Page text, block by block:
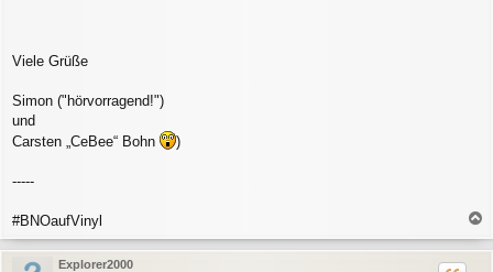
Viele Grüße
Simon ("hörvorragend!")
und
Carsten „CeBee“ Bohn
)
-----
#BNOaufVinyl
c
Explorer2000